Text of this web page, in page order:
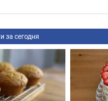
за сегодня